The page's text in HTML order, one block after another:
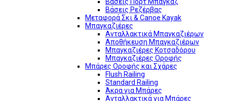
Βάσεις Ρεζέρβας
Μεταφορά Σκι & Canoe Kayak
Μπαγκαζιέρες
Ανταλλακτικά Μπαγκαζιέρων
Αποθήκευση Μπαγκαζιέρων
Μπαγκαζιέρες Κοτσαδόρου
Μπαγκαζιέρες Οροφής
Μπάρες Οροφής και Σχάρες
Flush Railing
Standard Railing
Άκρα για Μπάρες
Ανταλλακτικά για Μπάρες